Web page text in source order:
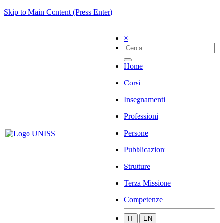
Skip to Main Content (Press Enter)
×
Home
Corsi
Insegnamenti
Professioni
Persone
Pubblicazioni
Strutture
Terza Missione
Competenze
IT EN